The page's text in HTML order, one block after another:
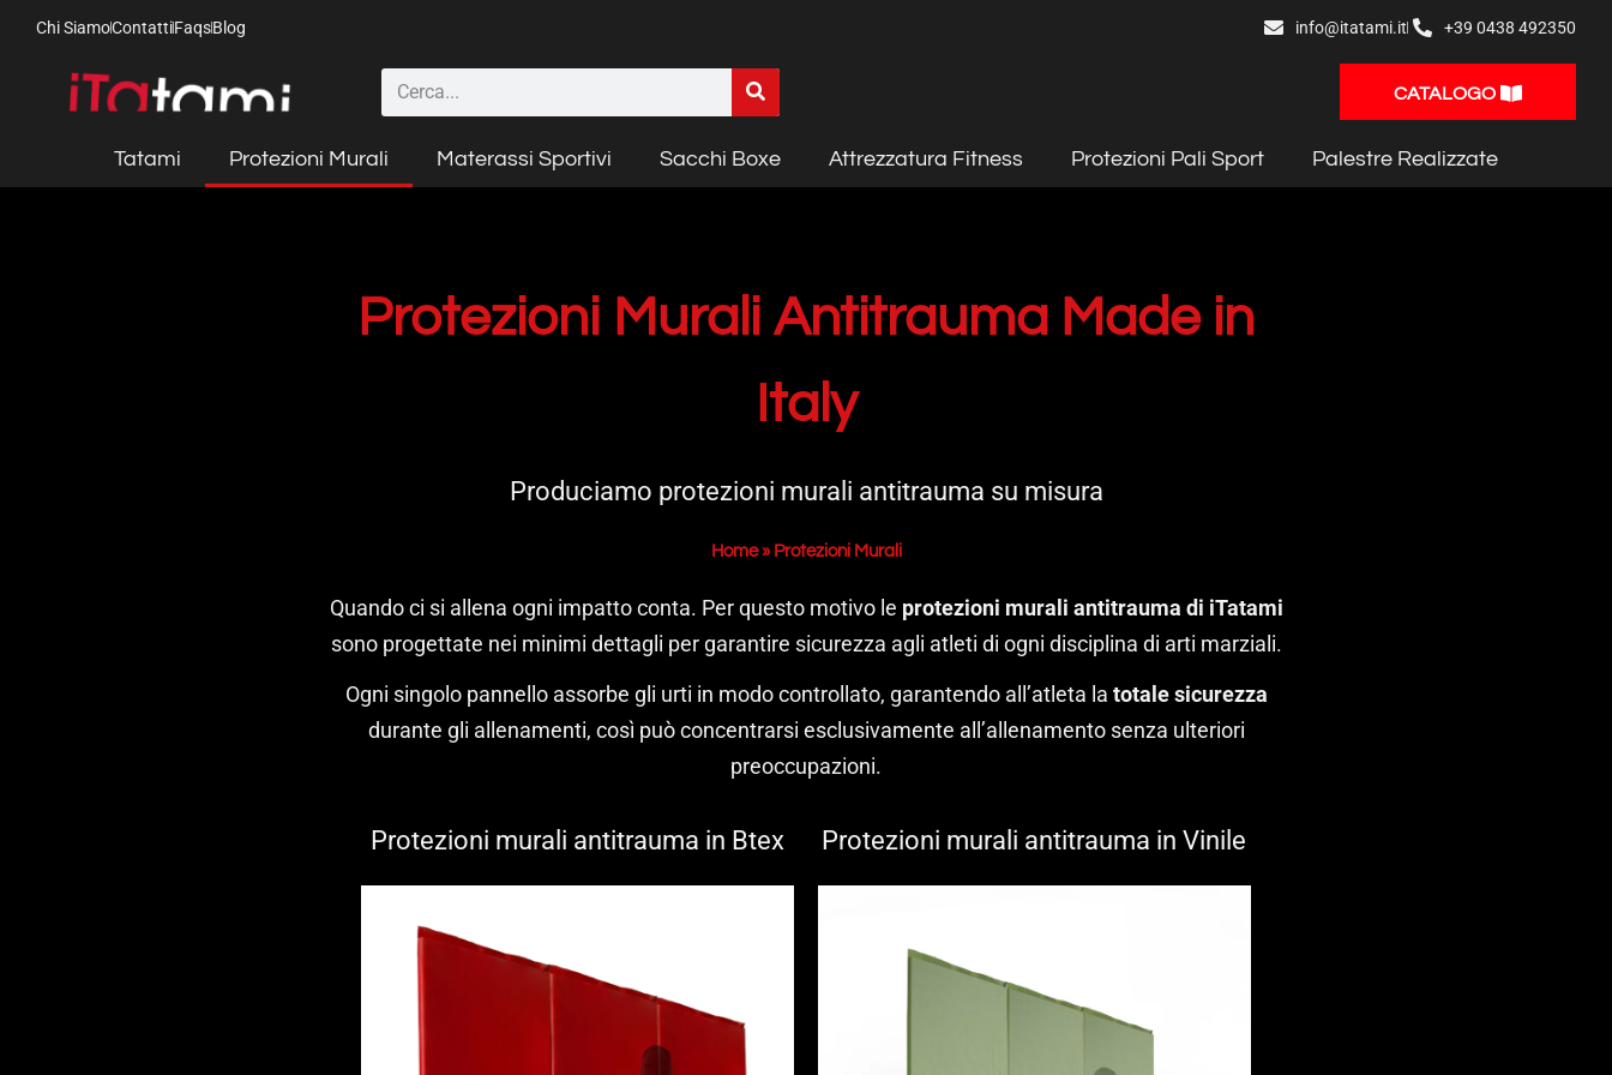
Chi SiamoContattiFaqsBlog info@itatami.it +39 0438 492350
CATALOGO
Tatami Protezioni Murali Materassi Sportivi Sacchi Boxe Attrezzatura Fitness Protezioni Pali Sport Palestre Realizzate
Protezioni Murali Antitrauma Made in
Italy
Produciamo protezioni murali antitrauma su misura
Home»Protezioni Murali
Quando ci si allena ogni impatto conta. Per questo motivo le protezioni murali antitrauma di iTatami
sono progettate nei minimi dettagli per garantire sicurezza agli atleti di ogni disciplina di arti marziali.
Ogni singolo pannello assorbe gli urti in modo controllato, garantendo all’atleta la totale sicurezza
durante gli allenamenti, così può concentrarsi esclusivamente all’allenamento senza ulteriori
preoccupazioni.
Protezioni murali antitrauma in Btex Protezioni murali antitrauma in Vinile